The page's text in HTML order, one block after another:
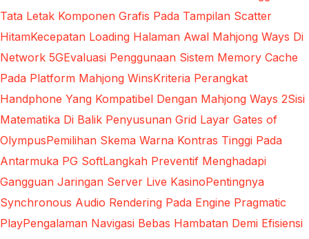
Tata Letak Komponen Grafis Pada Tampilan Scatter
HitamKecepatan Loading Halaman Awal Mahjong Ways Di
Network 5GEvaluasi Penggunaan Sistem Memory Cache
Pada Platform Mahjong WinsKriteria Perangkat
Handphone Yang Kompatibel Dengan Mahjong Ways 2Sisi
Matematika Di Balik Penyusunan Grid Layar Gates of
OlympusPemilihan Skema Warna Kontras Tinggi Pada
Antarmuka PG SoftLangkah Preventif Menghadapi
Gangguan Jaringan Server Live KasinoPentingnya
Synchronous Audio Rendering Pada Engine Pragmatic
PlayPengalaman Navigasi Bebas Hambatan Demi Efisiensi